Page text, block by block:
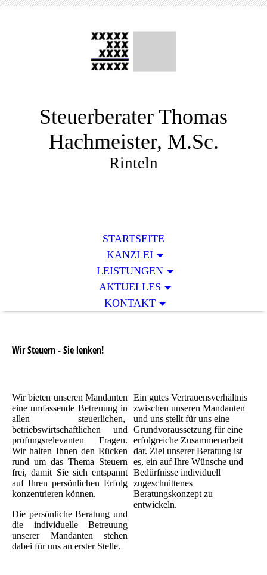
Steuerberater Thomas
Hachmeister, M.Sc.
Rinteln
STARTSEITE
KANZLEI
LEISTUNGEN
AKTUELLES
KONTAKT
Wir Steuern - Sie lenken!
Wir bieten unseren Mandanten
eine umfassende Betreuung in
allen steuerlichen,
betriebswirtschaftlichen und
prü­fungs­re­le­van­ten Fragen.
Wir halten Ihnen den Rücken
rund um das Thema Steuern
frei, damit Sie sich entspannt
auf Ihren persönlichen Erfolg
konzentrieren können.
Die persönliche Beratung und
die individuelle Betreuung
unserer Mandanten stehen
dabei für uns an erster Stelle.
Ein gutes Vertrauensverhältnis
zwischen unseren Man­dan­ten
und uns stellt für uns eine
Grund­vo­raus­set­zung für eine
erfolgreiche Zusammenarbeit
dar. Ziel unserer Beratung ist
es, ein auf Ihre Wünsche und
Bedürfnisse individuell
zugeschnittenes
Beratungskonzept zu
entwickeln.